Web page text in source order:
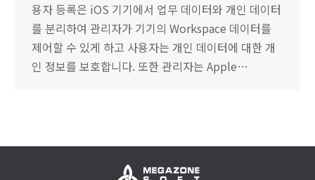
용자 등록은 iOS 기기에서 업무 데이터와 개인 데이터
를 분리하여 관리자가 기기의 Workspace 데이터를
제어할 수 있게 하고 사용자는 개인 데이터에 대한 개
인 정보를 보호합니다. 또한 관리자는 Apple…